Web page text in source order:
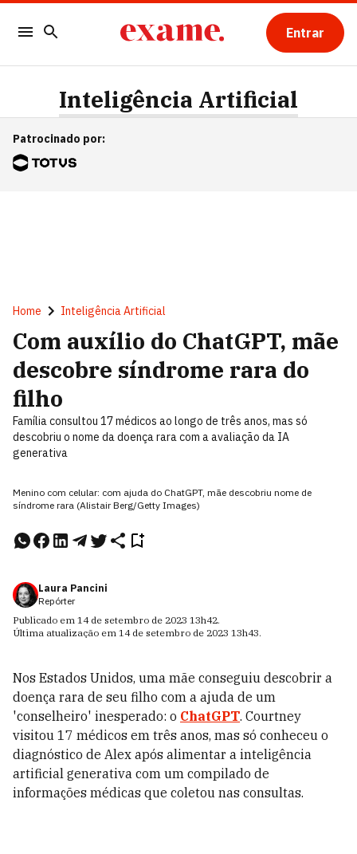
Entrar
Inteligência Artificial
Patrocinado por:
Home Inteligência Artificial
Com auxílio do ChatGPT, mãe
descobre síndrome rara do
filho
Família consultou 17 médicos ao longo de três anos, mas só
descobriu o nome da doença rara com a avaliação da IA
generativa
Menino com celular: com ajuda do ChatGPT, mãe descobriu nome de
síndrome rara (Alistair Berg/Getty Images)
Laura Pancini
Repórter
Publicado em 14 de setembro de 2023 13h42.
Última atualização em 14 de setembro de 2023 13h43.
Nos Estados Unidos, uma mãe conseguiu descobrir a
doença rara de seu filho com a ajuda de um
'conselheiro' inesperado: o ChatGPT. Courtney
visitou 17 médicos em três anos, mas só conheceu o
diagnóstico de Alex após alimentar a inteligência
artificial generativa com um compilado de
informações médicas que coletou nas consultas.